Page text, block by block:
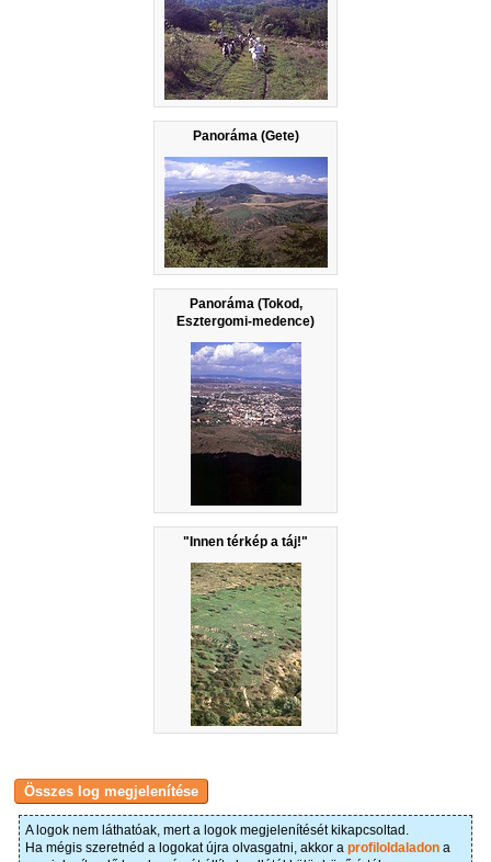
Panoráma (Gete)
Panoráma (Tokod,
Esztergomi-medence)
"Innen térkép a táj!"
A logok nem láthatóak, mert a logok megjelenítését kikapcsoltad.
Ha mégis szeretnéd a logokat újra olvasgatni, akkor a profiloldaladona